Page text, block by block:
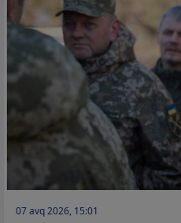
07 avq 2026, 15:01